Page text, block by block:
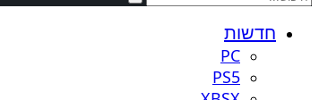
חדשות
PC
PS5